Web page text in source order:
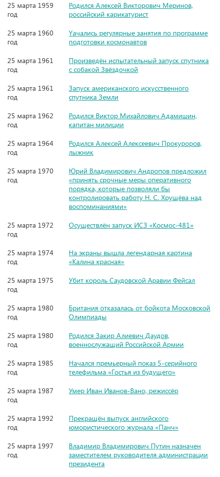
25 марта 1959
год
Родился Алексей Викторович Меринов,
российский карикатурист
25 марта 1960
год
Yачались регулярные занятия по программе
подготовки космонавтов
25 марта 1961
год
Произведён испытательный запуск спутника
с собакой Звёздочкой
25 марта 1961
год
Запуск американского искусственного
спутника Земли
25 марта 1962
год
Родился Виктор Михайлович Адамишин,
капитан милиции
25 марта 1964
год
Родился Алексей Алексеевич Прокуроров,
лыжник
25 марта 1970
год
Юрий Владимирович Андропов предложил
«принять срочные меры оперативного
порядка, которые позволяли бы
контролировать работу Н. С. Хрущёва над
воспоминаниями»
25 марта 1972
год
Осуществлён запуск ИСЗ «Космос-481»
25 марта 1974
год
На экраны вышла легендарная картина
«Калина красная»
25 марта 1975
год
Убит король Саудовской Аравии Фейсал
25 марта 1980
год
Британия отказалась от бойкота Московской
Олимпиады
25 марта 1980
год
Родился Закир Алиевич Даудов,
военнослужащий Российской Армии
25 марта 1985
год
Начался премьерный показ 5-серийного
телефильма «Гостья из будущего»
25 марта 1987
год
Умер Иван Иванов-Вано, режиссёр
25 марта 1992
год
Прекращён выпуск английского
юмористического журнала «Панч»
25 марта 1997
год
Владимир Владимирович Путин назначен
заместителем руководителя администрации
президента